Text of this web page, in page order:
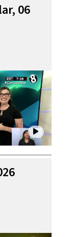
06